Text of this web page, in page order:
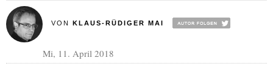
VON KLAUS-RÜDIGER MAI
Mi, 11. April 2018